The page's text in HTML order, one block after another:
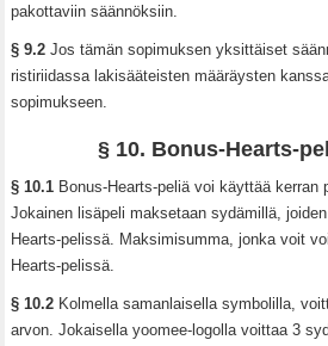
pakottaviin säännöksiin.
§ 9.2 Jos tämän sopimuksen yksittäiset
ristiriidassa lakisääteisten määräysten
sopimukseen.
§ 10. Bonus-Hearts-
§ 10.1 Bonus-Hearts-peliä voi käyttää kerran
Jokainen lisäpeli maksetaan sydämillä,
Hearts-pelissä. Maksimisumma, jonka voit
Hearts-pelissä.
§ 10.2 Kolmella samanlaisella symbolilla,
arvon. Jokaisella yoomee-logolla voittaa 3